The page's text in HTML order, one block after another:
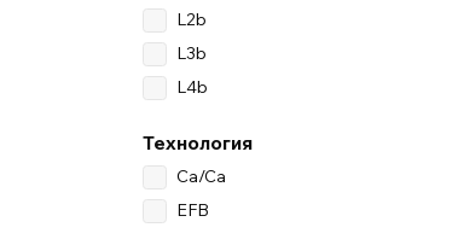
L2b
L3b
L4b
Технология
Ca/Ca
EFB